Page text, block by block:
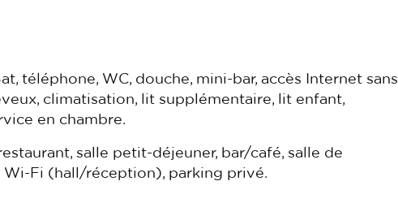
téléphone, WC, douche, mini-bar, accès Internet sans
climatisation, lit supplémentaire, lit enfant,
en chambre.
salle petit-déjeuner, bar/café, salle de
Wi-Fi (hall/réception), parking privé.